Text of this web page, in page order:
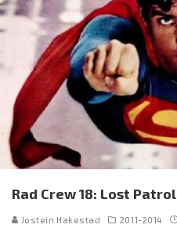
Rad Crew 18: Lost Patrol
Jostein Hakestad 2011-2014